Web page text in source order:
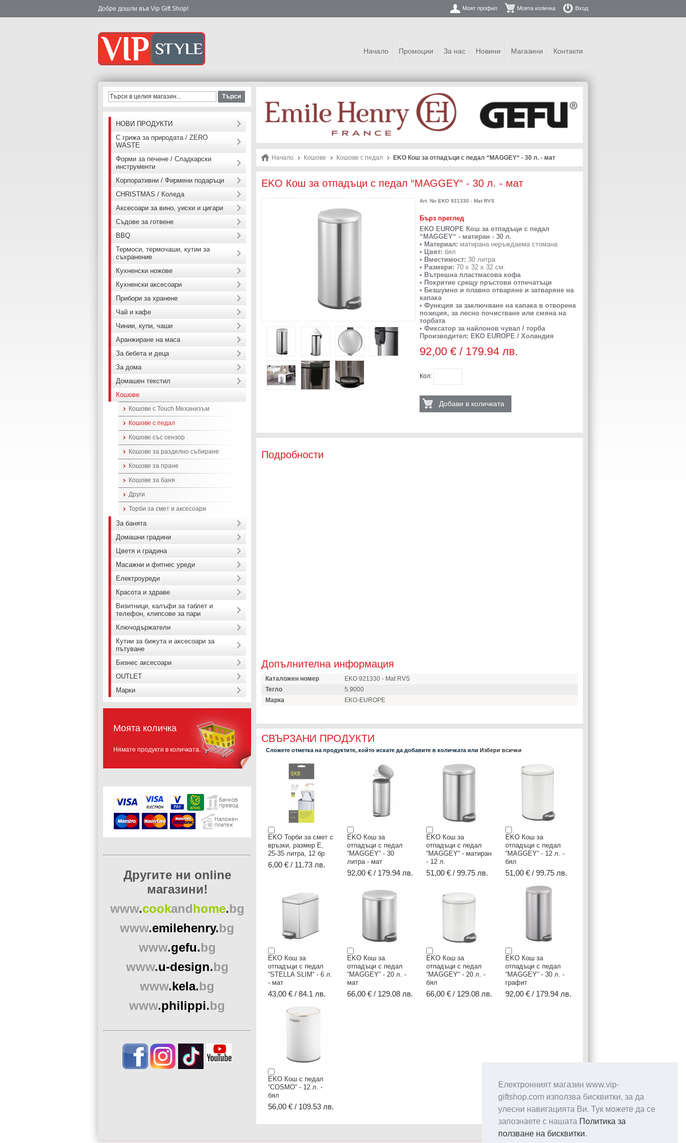
Електронният магазин www.vip-
giftshop.com използва бисквитки, за да
улесни навигацията Ви. Тук можете да се
запознаете с нашата Политика за
ползване на бисквитки.
Добре дошли във Vip Gift Shop! Моят профил Моята количка Вход
Начало Промоции За нас Новини Магазини Контакти
Начало Кошове Кошове с педал EKO Кош за отпадъци с педал “MAGGEY“ - 30 л. - мат
EKO Кош за отпадъци с педал “MAGGEY“ - 30 л. - мат
Art. No EKO 921330 - Mat RVS
Бърз преглед
EKO EUROPE Кош за отпадъци с педал
“MAGGEY“ - матиран - 30 л.
• Материал: матирана неръждаема стомана
• Цвят: бял
• Вместимост: 30 литра
• Размери: 70 х 32 х 32 см.
• Вътрешна пластмасова кофа
• Покритие срещу пръстови отпечатъци
• Безшумно и плавно отваряне и затваряне на
капака
• Функция за заключване на капака в отворена
позиция, за лесно почистване или смяна на
торбата
• Фиксатор за найлонов чувал / торба
Производител: EKO EUROPE / Холандия
92,00 € / 179.94 лв.
Кол:
Добави в количката
Подробности
Допълнителна информация
Каталожен номер
EKO 921330 - Mat RVS
Тегло
5.9000
Марка
EKO-EUROPE
СВЪРЗАНИ ПРОДУКТИ
Сложете отметка на продуктите, който искате да добавите в количката или Избери всички
EKO Торби за смет с
връзки, размер Е,
25-35 литра, 12 бр
6,00 € / 11.73 лв.
EKO Кош за
отпадъци с педал
“MAGGEY“ - 30
литра - мат
92,00 € / 179.94 лв.
EKO Кош за
отпадъци с педал
“MAGGEY“ - матиран
- 12 л.
51,00 € / 99.75 лв.
EKO Кош за
отпадъци с педал
“MAGGEY“ - 12 л. -
бял
51,00 € / 99.75 лв.
EKO Кош за
отпадъци с педал
“STELLA SLIM“ - 6 л.
- мат
43,00 € / 84.1 лв.
EKO Кош за
отпадъци с педал
“MAGGEY“ - 20 л. -
мат
66,00 € / 129.08 лв.
EKO Кош за
отпадъци с педал
“MAGGEY“ - 20 л. -
бял
66,00 € / 129.08 лв.
EKO Кош за
отпадъци с педал
“MAGGEY“ - 30 л. -
графит
92,00 € / 179.94 лв.
EKO Кош с педал
“COSMO“ - 12 л. -
бял
56,00 € / 109.53 лв.
Търси
НОВИ ПРОДУКТИ
С грижа за природата / ZERO
WASTE
Форми за печене / Сладкарски
инструменти
Корпоративни / Фирмени подаръци
CHRISTMAS / Коледа
Аксесоари за вино, уиски и цигари
Съдове за готвене
BBQ
Термоси, термочаши, кутии за
съхранение
Кухненски ножове
Кухненски аксесоари
Прибори за хранене
Чай и кафе
Чинии, купи, чаши
Аранжиране на маса
За бебета и деца
За дома
Домашен текстил
Кошове
Кошове с Touch Механизъм
Кошове с педал
Кошове със сензор
Кошове за разделно събиране
Кошове за пране
Кошове за баня
Други
Торби за смет и аксесоари
За банята
Домашни градини
Цветя и градина
Масажни и фитнес уреди
Електроуреди
Красота и здраве
Визитници, калъфи за таблет и
телефон, клипсове за пари
Ключодържатели
Кутии за бижута и аксесоари за
пътуване
Бизнес аксесоари
OUTLET
Марки
Моята количка
Нямате продукти в количката.
Другите ни online
магазини!
www.cookandhome.bg
www.emilehenry.bg
www.gefu.bg
www.u-design.bg
www.kela.bg
www.philippi.bg